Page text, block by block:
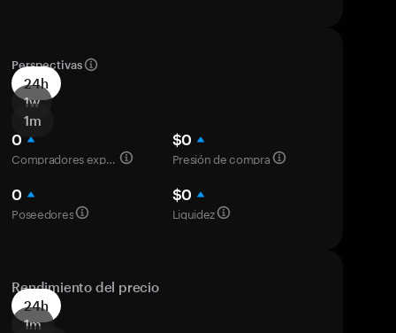
Perspectivas
24h
1w
1m
0
Compradores experimentados
$0
Presión de compra
0
Poseedores
$0
Liquidez
Rendimiento del precio
24h
1m